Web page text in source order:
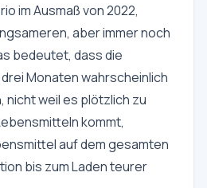
im Ausmaß von 2022,
aber immer noch
bedeutet, dass die
Monaten wahrscheinlich
nicht weil es plötzlich zu
kommt,
auf dem gesamten
bis zum Laden teurer